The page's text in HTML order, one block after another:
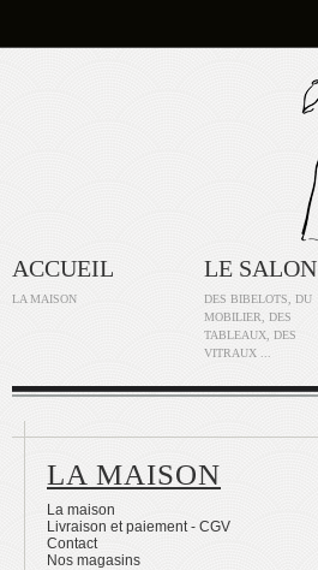
ACCUEIL
LA MAISON
LE SALON
DES BIBELOTS, DU
MOBILIER, DES
TABLEAUX, DES
VITRAUX ...
LA MAISON
La maison
Livraison et paiement - CGV
Contact
Nos magasins